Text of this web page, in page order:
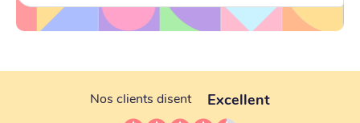
Nos clients disent Excellent